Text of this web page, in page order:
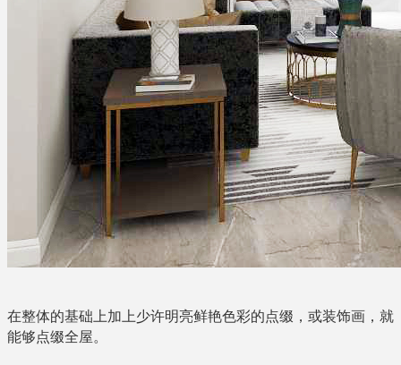
在整体的基础上加上少许明亮鲜艳色彩的点缀，或装饰画，就
能够点缀全屋。